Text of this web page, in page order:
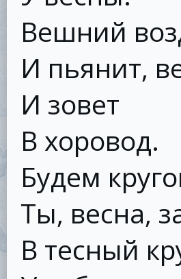
Вешний
И пьянит,
И зовет
В хоровод.
Будем
Ты, весна,
В тесный